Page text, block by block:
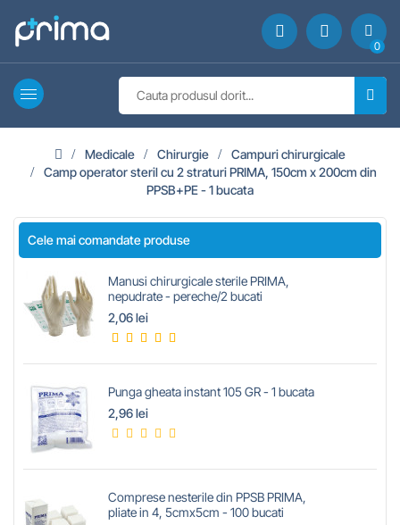
0
Medicale Chirurgie
Campuri chirurgicale
Camp operator steril cu 2 straturi PRIMA, 150cm x 200cm din
PPSB+PE - 1 bucata
Cele mai comandate produse
Manusi chirurgicale sterile PRIMA,
nepudrate - pereche/2 bucati
2,06 lei
Punga gheata instant 105 GR - 1 bucata
2,96 lei
Comprese nesterile din PPSB PRIMA,
pliate in 4, 5cmx5cm - 100 bucati